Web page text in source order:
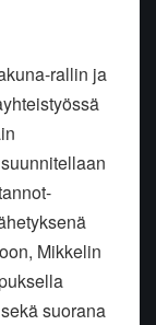
rallin ja
Mikkelin
suorana